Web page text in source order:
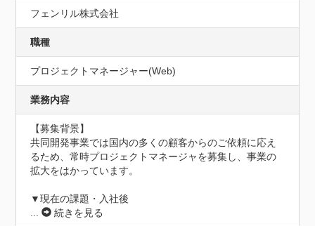
フェンリル株式会社
職種
プロジェクトマネージャー(Web)
業務内容
【募集背景】
共同開発事業では国内の多くの顧客からのご依頼に応え
るため、常時プロジェクトマネージャを募集し、事業の
拡大をはかっています。
▼現在の課題・入社後
...
続きを見る